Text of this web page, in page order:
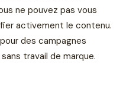
ne pouvez pas vous
activement le contenu.
des campagnes
travail de marque.